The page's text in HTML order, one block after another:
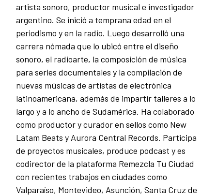
artista sonoro, productor musical e investigador
argentino. Se inició a temprana edad en el
periodismo y en la radio. Luego desarrolló una
carrera nómada que lo ubicó entre el diseño
sonoro, el radioarte, la composición de música
para series documentales y la compilación de
nuevas músicas de artistas de electrónica
latinoamericana, además de impartir talleres a lo
largo y a lo ancho de Sudamérica. Ha colaborado
como productor y curador en sellos como New
Latam Beats y Aurora Central Records. Participa
de proyectos musicales, produce podcast y es
codirector de la plataforma Remezcla Tu Ciudad
con recientes trabajos en ciudades como
Valparaíso, Montevideo, Asunción, Santa Cruz de